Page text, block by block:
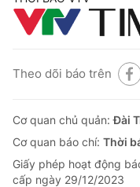
Theo dõi báo trên
Cơ quan chủ quản:Đài
Cơ quan báo chí: Thời
Giấy phép hoạt động
cấp ngày 29/12/2023